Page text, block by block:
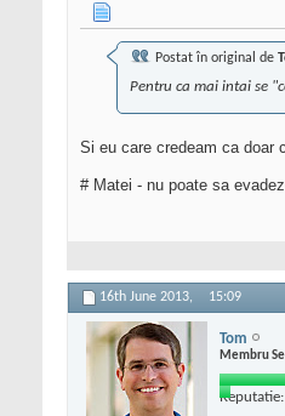
Postat în original de
Pentru ca mai intai se
Si eu care credeam ca doar
# Matei - nu poate sa
16th June 2013, 15:09
Tom
Membru
Reputatie: